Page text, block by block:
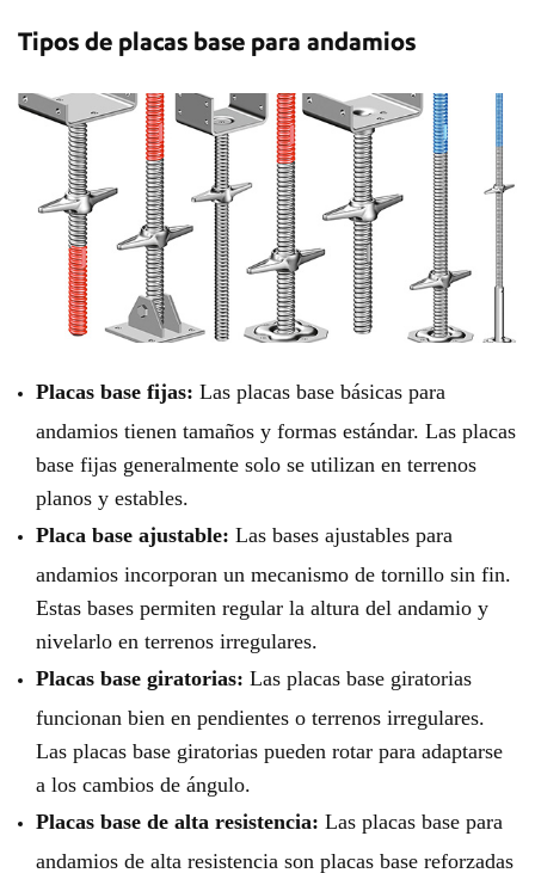
Tipos de placas base para andamios
Placas base fijas: Las placas base básicas para
andamios tienen tamaños y formas estándar. Las placas
base fijas generalmente solo se utilizan en terrenos
planos y estables.
Placa base ajustable: Las bases ajustables para
andamios incorporan un mecanismo de tornillo sin fin.
Estas bases permiten regular la altura del andamio y
nivelarlo en terrenos irregulares.
Placas base giratorias: Las placas base giratorias
funcionan bien en pendientes o terrenos irregulares.
Las placas base giratorias pueden rotar para adaptarse
a los cambios de ángulo.
Placas base de alta resistencia: Las placas base para
andamios de alta resistencia son placas base reforzadas